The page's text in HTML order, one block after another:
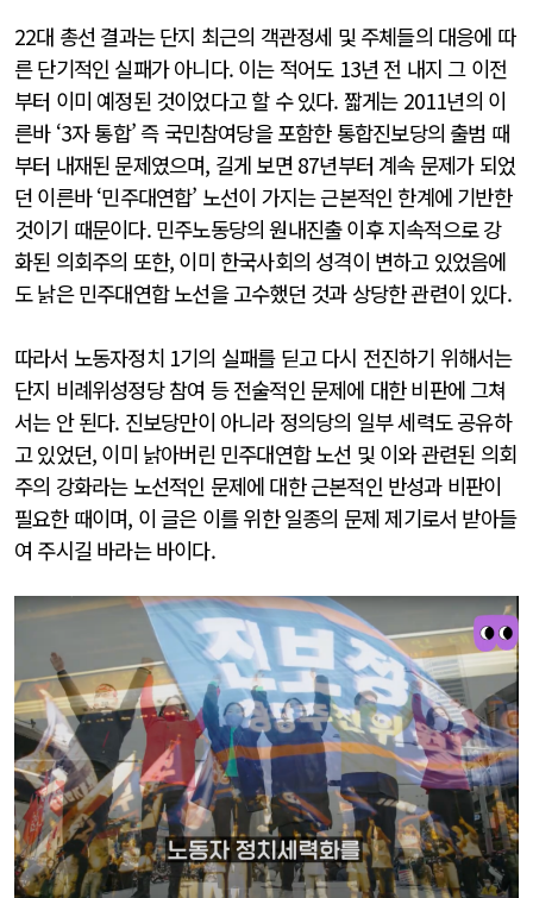
22대 총선 결과는 단지 최근의 객관정세 및 주체들의 대응에 따
른 단기적인 실패가 아니다. 이는 적어도 13년 전 내지 그 이전
부터 이미 예정된 것이었다고 할 수 있다. 짧게는 2011년의 이
른바 ‘3자 통합’ 즉 국민참여당을 포함한 통합진보당의 출범 때
부터 내재된 문제였으며, 길게 보면 87년부터 계속 문제가 되었
던 이른바 ‘민주대연합’ 노선이 가지는 근본적인 한계에 기반한
것이기 때문이다. 민주노동당의 원내진출 이후 지속적으로 강
화된 의회주의 또한, 이미 한국사회의 성격이 변하고 있었음에
도 낡은 민주대연합 노선을 고수했던 것과 상당한 관련이 있다.
따라서 노동자정치 1기의 실패를 딛고 다시 전진하기 위해서는
단지 비례위성정당 참여 등 전술적인 문제에 대한 비판에 그쳐
서는 안 된다. 진보당만이 아니라 정의당의 일부 세력도 공유하
고 있었던, 이미 낡아버린 민주대연합 노선 및 이와 관련된 의회
주의 강화라는 노선적인 문제에 대한 근본적인 반성과 비판이
필요한 때이며, 이 글은 이를 위한 일종의 문제 제기로서 받아들
여 주시길 바라는 바이다.